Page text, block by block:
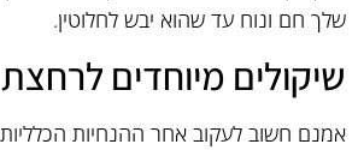
שלך חם ונוח עד שהוא יבש לחלוטין.
שיקולים מיוחדים לרחצת
אמנם חשוב לעקוב אחר ההנחיות